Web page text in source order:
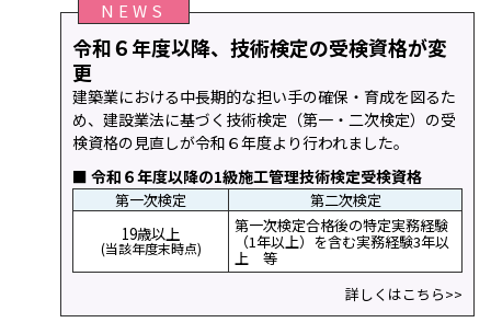
令和６年度以降、技術検定の受検資格が変
更
建築業における中長期的な担い手の確保・育成を図るた
め、建設業法に基づく技術検定（第一・二次検定）の受
検資格の見直しが令和６年度より行われました。
■ 令和６年度以降の1級施工管理技術検定受検資格
第一次検定 第二次検定
19歳以上
(当該年度末時点)
第一次検定合格後の特定実務経験
（1年以上）を含む実務経験3年以
上 等
詳しくはこちら>>
NEWS